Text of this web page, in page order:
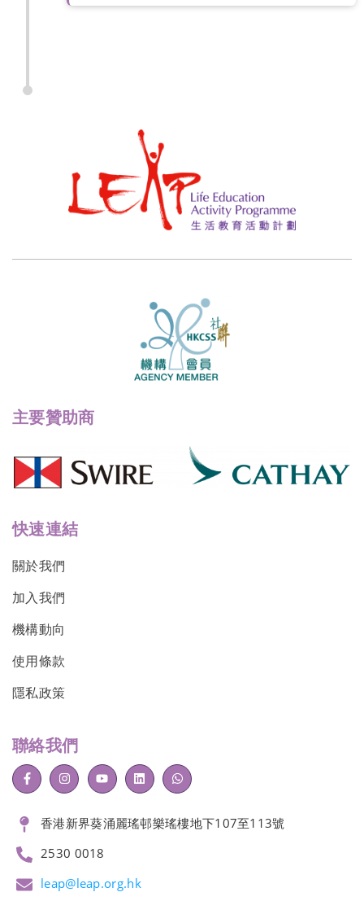
主要贊助商
快速連結
關於我們
加入我們
機構動向
使用條款
隱私政策
聯絡我們
香港新界葵涌麗瑤邨樂瑤樓地下107至113號
2530 0018
leap@leap.org.hk